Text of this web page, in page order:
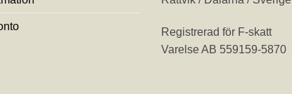
Registrerad för F-skatt
Varelse AB 559159-5870